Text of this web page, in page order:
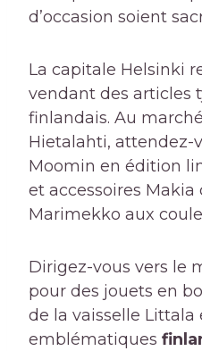
d’occasion soient
La capitale Helsinki
vendant des articles
finlandais. Au
Hietalahti, attendez-
Moomin en édition
et accessoires Makia
Marimekko aux
Dirigez-vous vers le
pour des jouets en
de la vaisselle Littala
emblématiques